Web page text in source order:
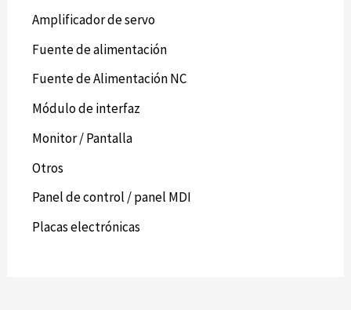
Amplificador de servo
Fuente de alimentación
Fuente de Alimentación NC
Módulo de interfaz
Monitor / Pantalla
Otros
Panel de control / panel MDI
Placas electrónicas